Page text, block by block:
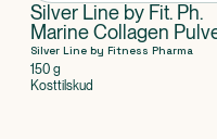
Silver Line by Fit. Ph.
Marine Collagen
150 g
Silver Line by Fitness Pharma
150 g
Kosttilskud